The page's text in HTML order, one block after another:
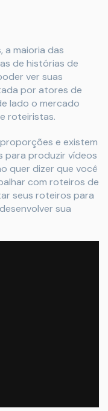
a maioria das
de histórias de
ver suas
por atores de
lado o mercado
roteiristas.
e existem
produzir vídeos
quer dizer que você
com roteiros de
seus roteiros para
sua